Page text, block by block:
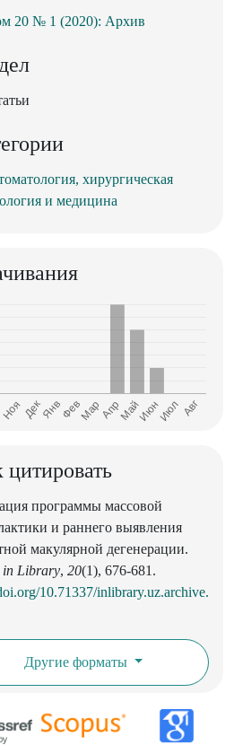
20 № 1 (2020): Архив
хирургическая
и медицина
цитировать
программы массовой
и раннего выявления
макулярной дегенерации.
in Library, 20(1), 676-681.
10.71337/inlibrary.uz.archive.
Другие форматы